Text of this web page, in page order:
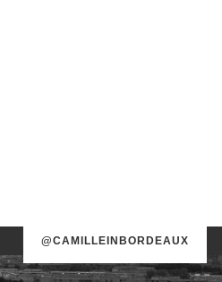
@CAMILLEINBORDEAUX